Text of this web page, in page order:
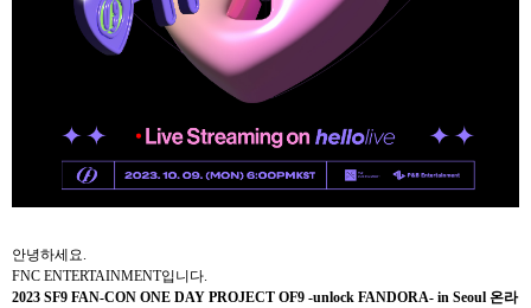
안녕하세요.
FNC ENTERTAINMENT입니다.
2023 SF9 FAN-CON ONE DAY PROJECT OF9 -unlock FANDORA- in Seoul 온라